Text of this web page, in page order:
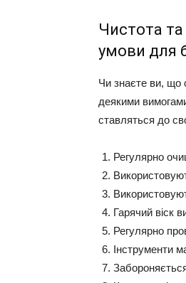
Чистота та
умови для
Чи знаєте ви, що
деякими
ставляться до
Регулярно
Гарячий віск
Регулярно
Інструменти